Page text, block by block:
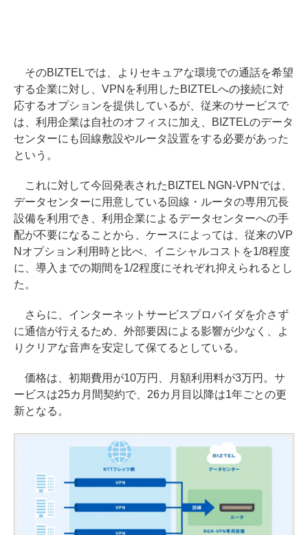
そのBIZTELでは、よりセキュアな環境での通話を希望
する企業に対し、VPNを利用したBIZTELへの接続に対
応するオプションを提供しているが、従来のサービスで
は、利用企業は自社のオフィスに加え、BIZTELのデータ
センターにも回線敷設やルータ設置をする必要があった
という。
これに対して今回発表されたBIZTEL NGN-VPNでは、
データセンターに用意している回線・ルータの専用冗長
設備を利用でき、利用企業によるデータセンターへの手
配が不要になることから、ケースによっては、従来のVP
Nオプション利用時と比べ、イニシャルコストを1/8程度
に、導入までの期間を1/2程度にそれぞれ抑えられるとし
た。
さらに、インターネットサービスプロバイダを介さず
に通信が行えるため、外部要因による影響が少なく、よ
りクリアな音声を安定して保てるとしている。
価格は、初期費用が10万円、月額利用料が3万円。サ
ービスは25カ月間契約で、26カ月目以降は1年ごとの更
新となる。